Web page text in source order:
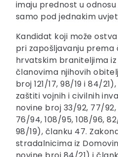
imaju prednost u
samo pod jednakim
Kandidat koji može
pri zapošljavanju prema
hrvatskim braniteljima
članovima njihovih
broj 121/17, 98/19 i 84/
zaštiti vojnih i civilnih
novine broj 33/92, 77/
76/94, 108/95, 108/96,
98/19), članku 47.
stradalnicima iz